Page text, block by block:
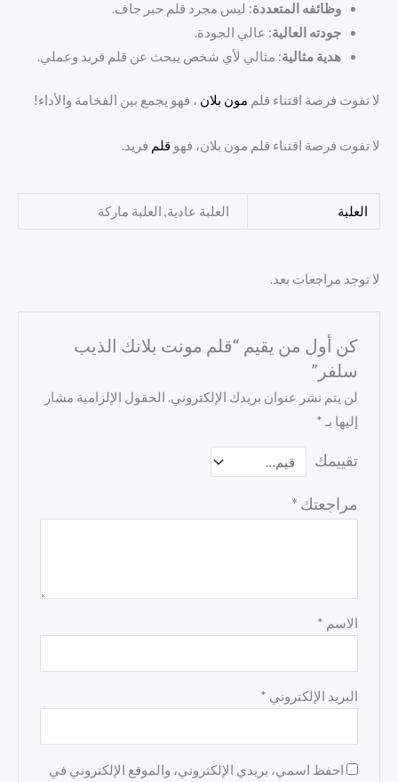
وظائفه المتعددة: ليس مجرد قلم حبر جاف.
جودته العالية: عالي الجودة.
هدية مثالية: مثالي لأي شخص يبحث عن قلم فريد وعملي.
لا تفوت فرصة اقتناء قلم مون بلان ، فهو يجمع بين الفخامة والأداء!
لا تفوت فرصة اقتناء قلم مون بلان، فهو قلم فريد.
العلبة العلبة عادية, العلبة ماركة
لا توجد مراجعات بعد.
كن أول من يقيم “قلم مونت بلانك الذيب
سلفر”
لن يتم نشر عنوان بريدك الإلكتروني. الحقول الإلزامية مشار
إليها بـ *
تقييمك
مراجعتك *
الاسم *
البريد الإلكتروني *
احفظ اسمي، بريدي الإلكتروني، والموقع الإلكتروني في